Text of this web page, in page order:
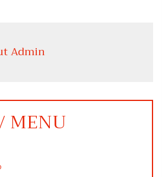
Admin
MENU